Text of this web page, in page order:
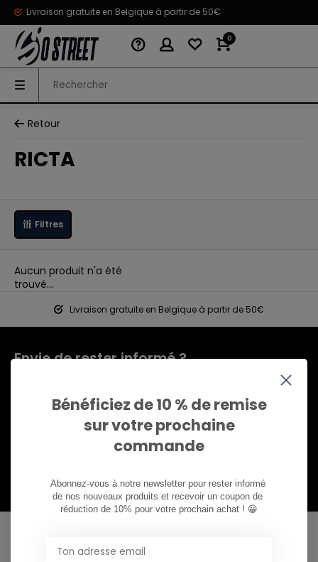
Livraison gratuite en Belgique à partir de 50€
0
Retour
RICTA
Filtres
Aucun produit n'a été
trouvé...
Livraison gratuite en Belgique à partir de 50€
Envie de rester informé ?
CAN WE HELP?
Bénéficiez de 10 % de remise
sur votre prochaine
commande
Abonnez-vous à notre newsletter pour rester informé
de nos nouveaux produits et recevoir un coupon de
réduction de 10% pour votre prochain achat ! 😀